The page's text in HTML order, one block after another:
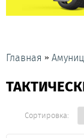
Главная »
Сортировка: